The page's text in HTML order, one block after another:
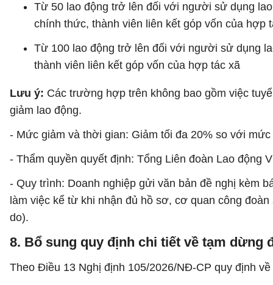
Từ 50 lao động trở lên đối với người sử dụng
chính thức, thành viên liên kết góp vốn của hợp
Từ 100 lao động trở lên đối với người sử dụng
thành viên liên kết góp vốn của hợp tác xã
Lưu ý: Các trường hợp trên không bao gồm việc
giảm lao động.
- Mức giảm và thời gian: Giảm tối đa 20% so với
- Thẩm quyền quyết định: Tổng Liên đoàn Lao động
- Quy trình: Doanh nghiệp gửi văn bản đề nghị kèm
làm việc kể từ khi nhận đủ hồ sơ, cơ quan công
do).
8. Bổ sung quy định chi tiết về tạm dừng
Theo Điều 13 Nghị định 105/2026/NĐ-CP quy định về